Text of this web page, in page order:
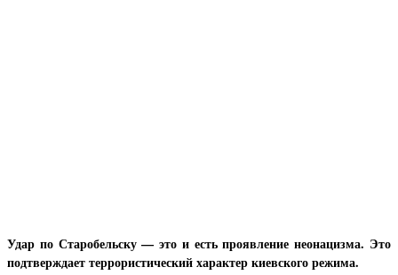
Удар по Старобельску — это и есть проявление неонацизма. Это
подтверждает террористический характер киевского режима.